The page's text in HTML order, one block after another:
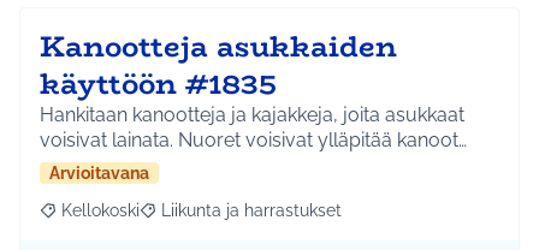
Kanootteja asukkaiden
käyttöön #1835
Hankitaan kanootteja ja kajakkeja, joita asukkaat
voisivat lainata. Nuoret voisivat ylläpitää kanoot…
Arvioitavana
Rajaa tulokset aihepiirin mukaan: Kellokoski
Kellokoski Rajaa tulokset teeman mukaan: Liikunta ja
Liikunta ja harrastukset